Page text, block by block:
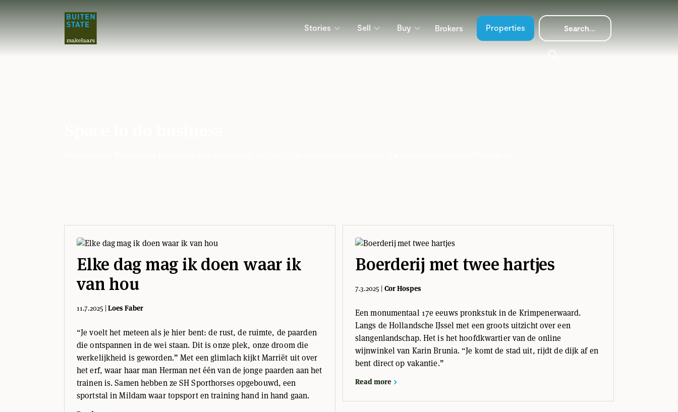
Stories Sell Buy Brokers Properties
Elke dag mag ik doen waar ik
van hou
11.7.2025 | Loes Faber
“Je voelt het meteen als je hier bent: de rust, de ruimte, de paarden
die ontspannen in de wei staan. Dit is onze plek, onze droom die
werkelijkheid is geworden.” Met een glimlach kijkt Marriët uit over
het erf, waar haar man Herman net één van de jonge paarden aan het
trainen is. Samen hebben ze SH Sporthorses opgebouwd, een
sportstal in Mildam waar topsport en training hand in hand gaan.
Boerderij met twee hartjes
7.3.2025 | Cor Hospes
Een monumentaal 17e eeuws pronkstuk in de Krimpenerwaard.
Langs de Hollandsche IJssel met een groots uitzicht over een
slangenlandschap. Het is het hoofdkwartier van de online
wijnwinkel van Karin Brunia. “Je komt de stad uit, rijdt de dijk af en
bent direct op vakantie.”
Read more